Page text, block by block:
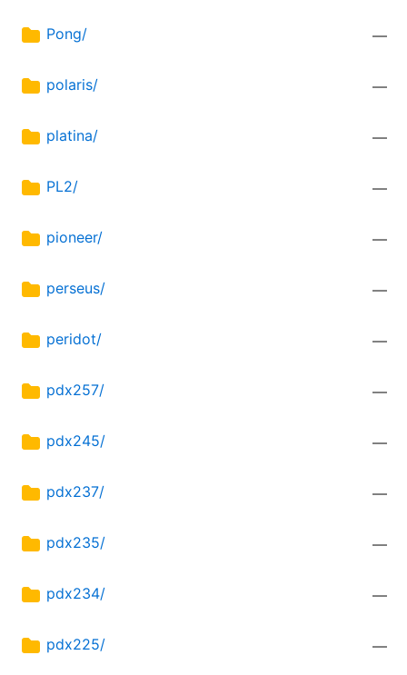
Pong/ —
polaris/ —
platina/ —
PL2/ —
pioneer/ —
perseus/ —
peridot/ —
pdx257/ —
pdx245/ —
pdx237/ —
pdx235/ —
pdx234/ —
pdx225/ —